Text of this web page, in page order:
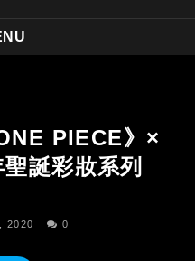
PIECE》×
誕彩妝系列
2020 0